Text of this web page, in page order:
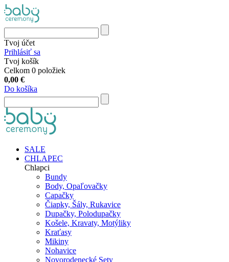
Tvoj účet
Prihlásiť sa
Tvoj košík
Celkom 0 položiek
0,00 €
Do košíka
SALE
CHLAPEC
Chlapci
Bundy
Body, Opaľovačky
Capačky
Čiapky, Šály, Rukavice
Dupačky, Polodupačky
Košele, Kravaty, Motýliky
Kraťasy
Mikiny
Nohavice
Novorodenecké Sety